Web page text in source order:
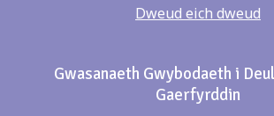
Dweud eich dweud
Gwasanaeth Gwybodaeth i
Gaerfyrddin